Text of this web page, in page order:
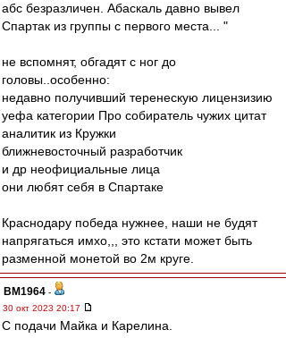
абс безразличен. Абаскаль давно вывел
Спартак из группы с первого места... "
не вспомнят, обгадят с ног до
головы..особенно:
недавно получивший теренескую лицензизию
уефа категории Про собиратель чужих цитат
аналитик из Кружки
ближневосточный разработчик
и др неофициальные лица
они любят себя в Спартаке
Краснодару победа нужнее, наши не будят
напрягаться имхо,,, это кстати может быть
разменной монетой во 2м круге.
BM1964 -
30 окт 2023 20:17
С подачи Майка и Карелина.